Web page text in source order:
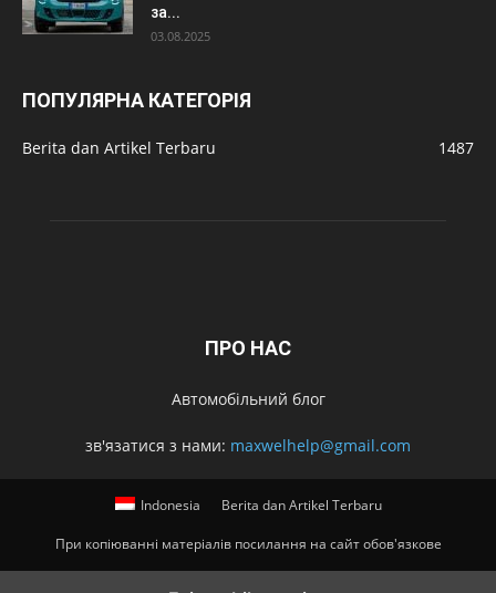
за...
03.08.2025
ПОПУЛЯРНА КАТЕГОРІЯ
Berita dan Artikel Terbaru 1487
ПРО НАС
Автомобільний блог
зв'язатися з нами: maxwelhelp@gmail.com
Indonesia Berita dan Artikel Terbaru
При копіюванні матеріалів посилання на сайт обов'язкове